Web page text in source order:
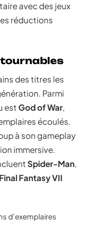
avec des jeux
réductions
des titres les
Parmi
estGod of War,
écoulés.
à son gameplay
immersive.
Spider-Man,
Final Fantasy VII
d’exemplaires